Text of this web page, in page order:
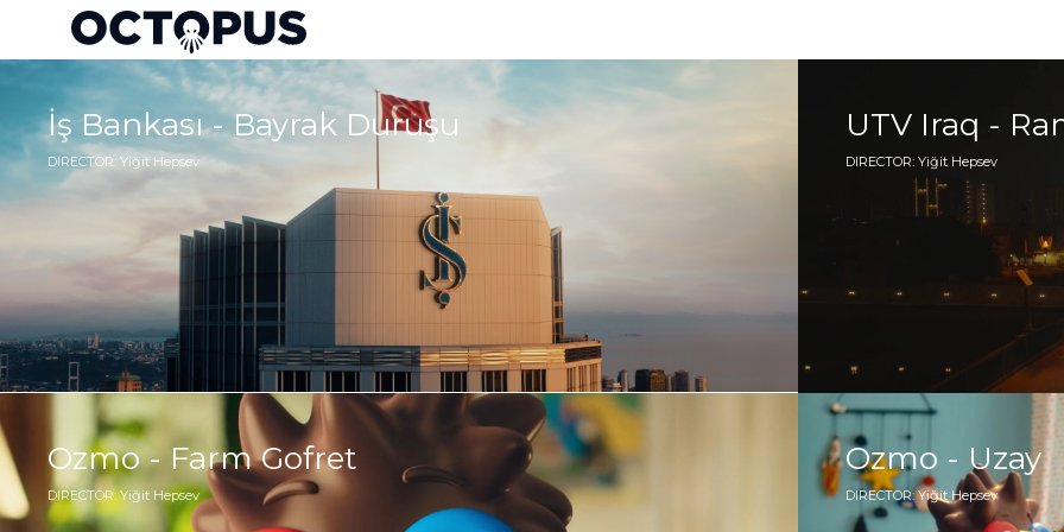
İş Bankası - Bayrak Duruşu
DIRECTOR: Yiğit Hepsev
UTV Iraq -
DIRECTOR: Yiğit Hepsev
Ozmo - Farm Gofret
DIRECTOR: Yiğit Hepsev
Ozmo - Uzay
DIRECTOR: Yiğit Hepsev